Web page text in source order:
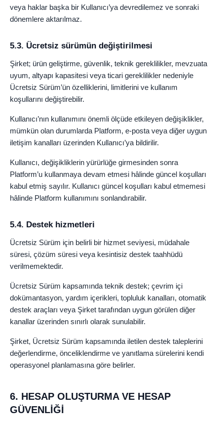
veya haklar başka bir Kullanıcı’ya devredilemez ve sonraki
dönemlere aktarılmaz.
5.3. Ücretsiz sürümün değiştirilmesi
Şirket; ürün geliştirme, güvenlik, teknik gereklilikler, mevzuata
uyum, altyapı kapasitesi veya ticari gereklilikler nedeniyle
Ücretsiz Sürüm’ün özelliklerini, limitlerini ve kullanım
koşullarını değiştirebilir.
Kullanıcı’nın kullanımını önemli ölçüde etkileyen değişiklikler,
mümkün olan durumlarda Platform, e-posta veya diğer uygun
iletişim kanalları üzerinden Kullanıcı’ya bildirilir.
Kullanıcı, değişikliklerin yürürlüğe girmesinden sonra
Platform’u kullanmaya devam etmesi hâlinde güncel koşulları
kabul etmiş sayılır. Kullanıcı güncel koşulları kabul etmemesi
hâlinde Platform kullanımını sonlandırabilir.
5.4. Destek hizmetleri
Ücretsiz Sürüm için belirli bir hizmet seviyesi, müdahale
süresi, çözüm süresi veya kesintisiz destek taahhüdü
verilmemektedir.
Ücretsiz Sürüm kapsamında teknik destek; çevrim içi
dokümantasyon, yardım içerikleri, topluluk kanalları, otomatik
destek araçları veya Şirket tarafından uygun görülen diğer
kanallar üzerinden sınırlı olarak sunulabilir.
Şirket, Ücretsiz Sürüm kapsamında iletilen destek taleplerini
değerlendirme, önceliklendirme ve yanıtlama sürelerini kendi
operasyonel planlamasına göre belirler.
6. HESAP OLUŞTURMA VE HESAP
GÜVENLİĞİ